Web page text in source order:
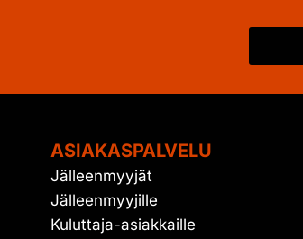
ASIAKASPALVELU
Jälleenmyyjät
Jälleenmyyjille
Kuluttaja-asiakkaille